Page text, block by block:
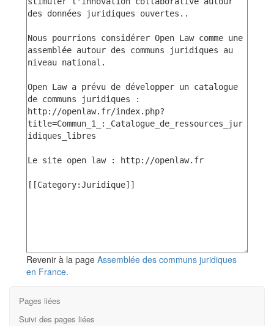
Revenir à la page Assemblée des communs juridiques
en France.
Pages liées
Suivi des pages liées